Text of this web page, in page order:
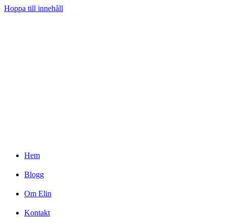
Hoppa till innehåll
Hem
Blogg
Om Elin
Kontakt